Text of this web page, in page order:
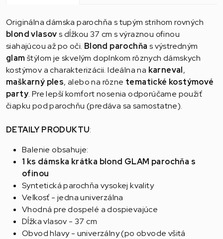
Originálna dámska parochňa s tupým strihom rovných
blond vlasovs dĺžkou 37 cm s výraznou ofinou
siahajúcou až po oči. Blond parochňa s výstredným
glamštýlom je skvelým doplnkom rôznych dámskych
kostýmov a charakterizácii. Ideálna na karneval,
maškarný ples, alebo na rôzne tematické kostýmové
party. Pre lepší komfort nosenia odporúčame použiť
čiapku pod parochňu (predáva sa samostatne).
DETAILY PRODUKTU:
Balenie obsahuje:
1 ks dámska krátka blond GLAM parochňa s
ofinou
Syntetická parochňa vysokej kvality
Veľkosť - jedna univerzálna
Vhodná pre dospelé a dospievajúce
Dĺžka vlasov - 37 cm
Obvod hlavy - univerzálny (po obvode všitá